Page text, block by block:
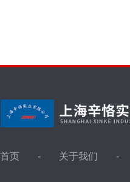
首页 关于我们